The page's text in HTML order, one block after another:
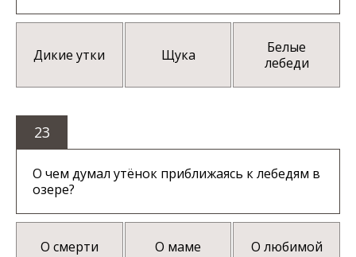
Дикие утки Щука
Белые
лебеди
23
О чем думал утёнок приближаясь к лебедям в
озере?
О смерти О маме О любимой